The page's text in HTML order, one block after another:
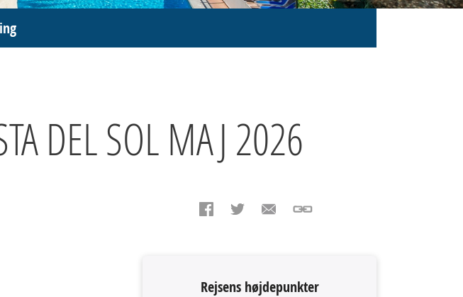
DEL SOL MAJ 2026
Rejsens højdepunkter